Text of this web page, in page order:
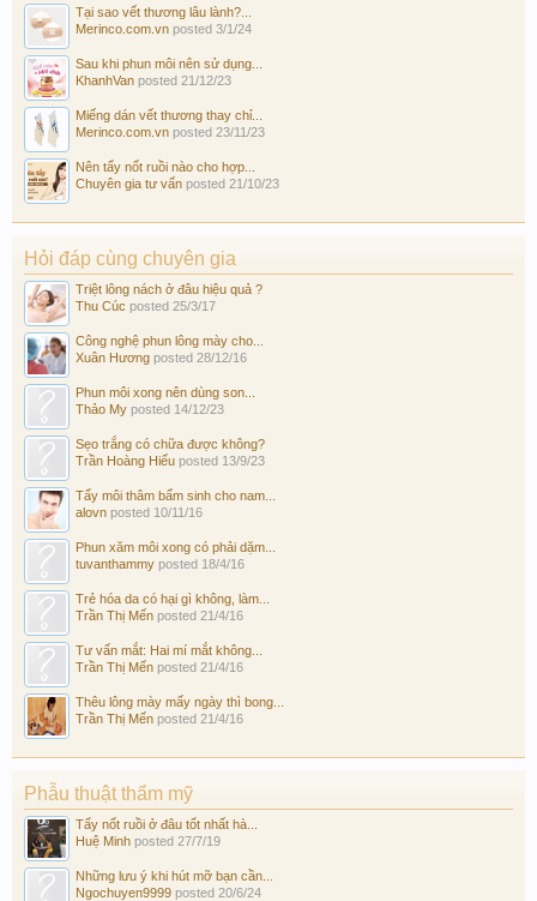
Tại sao vết thương lâu lành?...
Merinco.com.vn posted 3/1/24
Sau khi phun môi nên sử dụng...
KhanhVan posted 21/12/23
Miếng dán vết thương thay chỉ...
Merinco.com.vn posted 23/11/23
Nên tẩy nốt ruồi nào cho hợp...
Chuyên gia tư vấn posted 21/10/23
Hỏi đáp cùng chuyên gia
Triệt lông nách ở đâu hiệu quả ?
Thu Cúc posted 25/3/17
Công nghệ phun lông mày cho...
Xuân Hương posted 28/12/16
Phun môi xong nên dùng son...
Thảo My posted 14/12/23
Sẹo trắng có chữa được không?
Trần Hoàng Hiếu posted 13/9/23
Tẩy môi thâm bẩm sinh cho nam...
alovn posted 10/11/16
Phun xăm môi xong có phải dặm...
tuvanthammy posted 18/4/16
Trẻ hóa da có hại gì không, làm...
Trần Thị Mến posted 21/4/16
Tư vấn mắt: Hai mí mắt không...
Trần Thị Mến posted 21/4/16
Thêu lông mày mấy ngày thì bong...
Trần Thị Mến posted 21/4/16
Phẫu thuật thẩm mỹ
Tẩy nốt ruồi ở đâu tốt nhất hà...
Huệ Minh posted 27/7/19
Những lưu ý khi hút mỡ bạn cần...
Ngochuyen9999 posted 20/6/24